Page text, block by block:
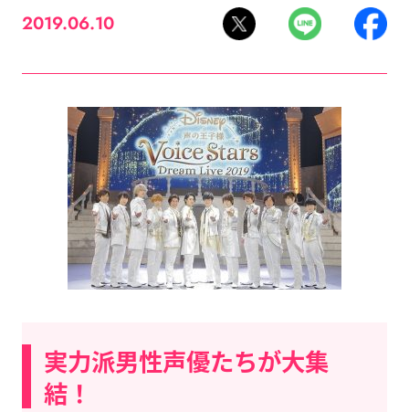
2019.06.10
実力派男性声優たちが大集
結！